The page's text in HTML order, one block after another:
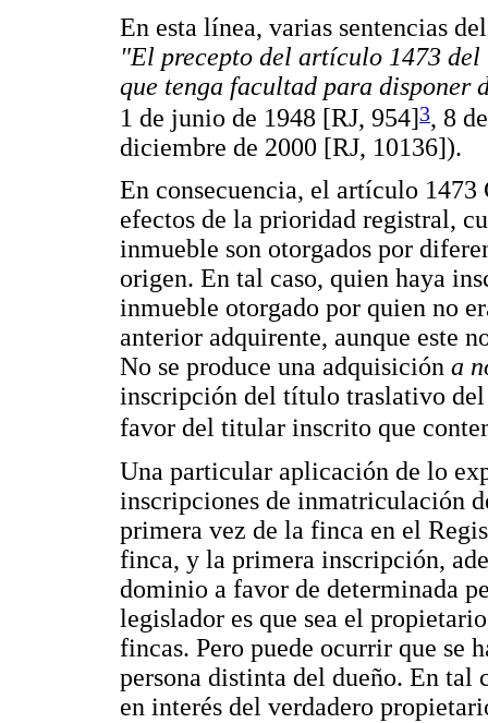
En esta línea, varias sentencias
"El precepto del artículo 1473
que tenga facultad para disponer
1 de junio de 1948 [RJ, 954]3, 8
diciembre de 2000 [RJ, 10136]).
En consecuencia, el artículo
efectos de la prioridad registral,
inmueble son otorgados por
origen. En tal caso, quien haya
inmueble otorgado por quien no
anterior adquirente, aunque este
No se produce una adquisición a
inscripción del título traslativo
favor del titular inscrito que
Una particular aplicación de lo
inscripciones de inmatriculación
primera vez de la finca en el
finca, y la primera inscripción,
dominio a favor de determinada
legislador es que sea el
fincas. Pero puede ocurrir que se
persona distinta del dueño. En tal
en interés del verdadero